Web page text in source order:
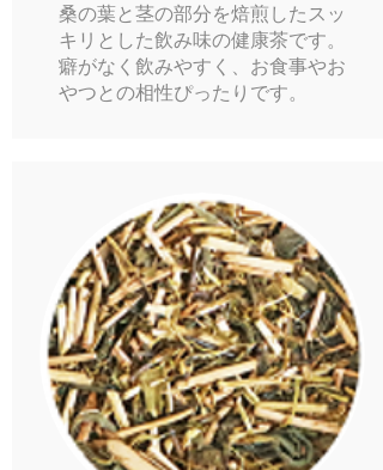
桑の葉と茎の部分を焙煎したスッ
キリとした飲み味の健康茶です。
癖がなく飲みやすく、お食事やお
やつとの相性ぴったりです。